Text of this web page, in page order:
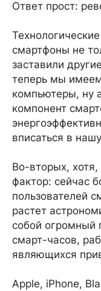
Ответ прост:
смартфоны не
заставили
теперь мы
компьютеры, ну
компонент
вписаться в
Во-вторых,
фактор: сейчас
пользователей
растет
собой огромный
смарт-часов,
являющихся
Apple, iPhone,